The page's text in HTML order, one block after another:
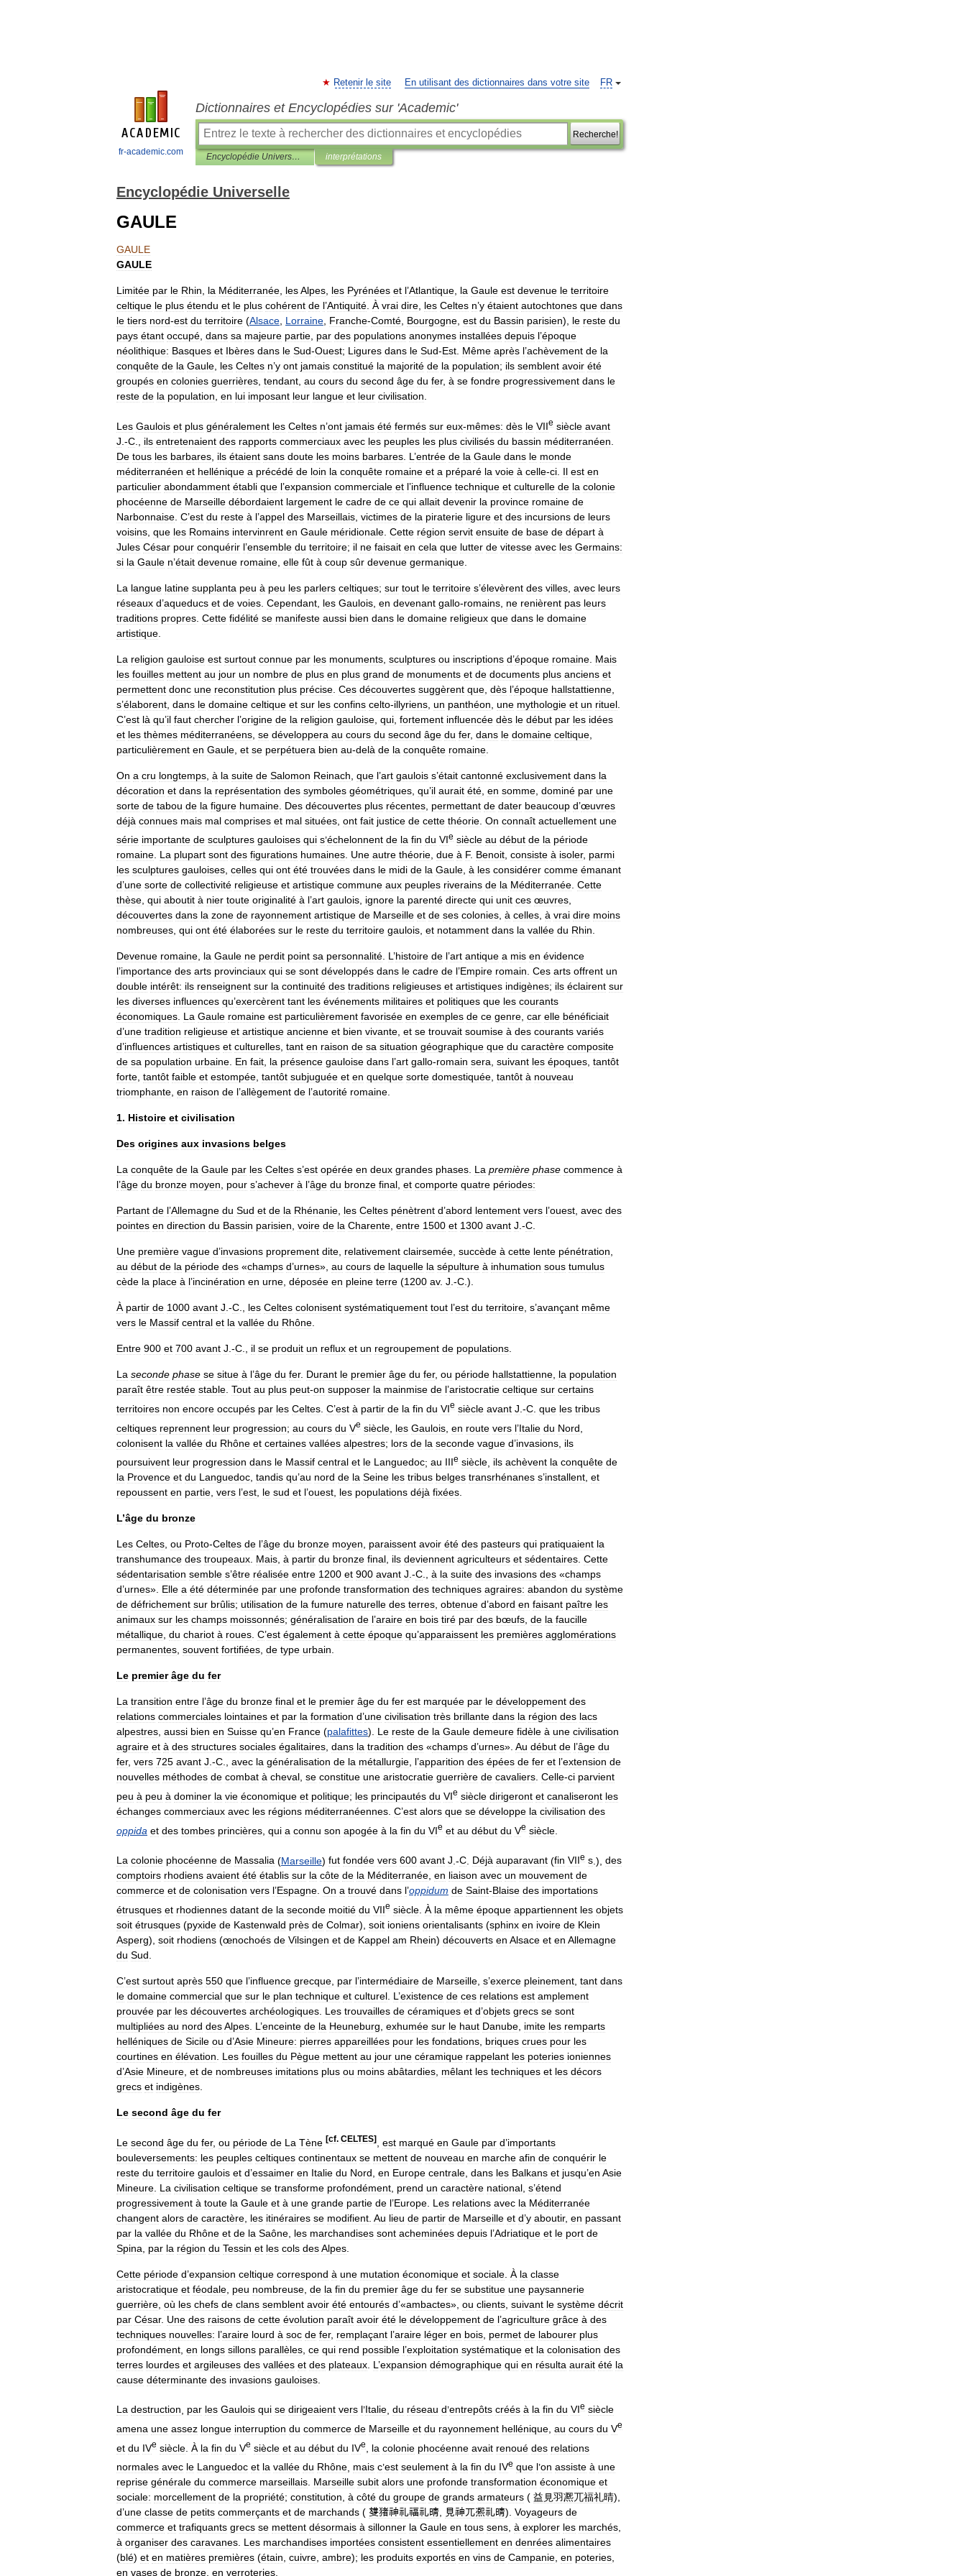
fr-academic.com
FR
Retenir le site En utilisant des dictionnaires dans votre site
Dictionnaires et Encyclopédies sur 'Academic'
Recherche!
Encyclopédie Universelle interprétations
Encyclopédie Universelle
GAULE
GAULE
GAULE
Limitée par le Rhin la Méditerranée lesAlpes les Pyrénées et l’Atlantique la Gaule est devenue le territoire
celtique le plus étendu et le plus cohérent de l’Antiquité À vrai dire les Celtes n’y étaient autochtones que dans
le tiers nord-est du territoire (Alsace Lorraine Franche-Comté Bourgogne est du Bassin parisien), le reste du
pays étant occupé dans sa majeure partie par des populations anonymes installées depuis l’époque
néolithique: Basques et Ibères dans le Sud-Ouest; Ligures dans le Sud-Est Même après l’achèvement de la
conquête de la Gaule les Celtes n’y ont jamais constitué la majorité de la population; ils semblent avoir été
groupés en colonies guerrières tendant au cours du second âge du fer, à se fondre progressivement dans le
reste de la population en lui imposant leur langue et leur civilisation
Les Gaulois et plus généralement les Celtes n’ont jamais été fermés sur eux-mêmes: dès le VIIe siècle avant
J .-C ils entretenaient des rapports commerciaux avec les peuples les plus civilisés du bassin méditerranéen
De tous les barbares ils étaient sans doute les moins barbares L ’entrée de la Gaule dans le monde
méditerranéen et hellénique a précédé de loin la conquête romaine et a préparé la voie à celle-ci Il est en
particulier abondamment établi que l’expansion commerciale et l’influence technique et culturelle de la colonie
phocéenne de Marseille débordaient largement le cadre de ce qui allait devenir la province romaine de
Narbonnaise C’est du reste à l’appel des Marseillais victimes de la piraterie ligure et des incursions de leurs
voisins que les Romains intervinrent en Gaule méridionale Cette région servit ensuite de base de départ à
Jules César pour conquérir l’ensemble du territoire; il ne faisait en cela que lutter de vitesse avec les Germains:
si la Gaule n’était devenue romaine elle fût à coup sûr devenue germanique
La langue latine supplanta peu à peu les parlers celtiques; sur tout le territoire s’élevèrent des villes avec leurs
réseaux d’aqueducs et de voies Cependant les Gaulois en devenant gallo-romains ne renièrent pas leurs
traditions propres Cette fidélité se manifeste aussi bien dans le domaine religieux que dans le domaine
artistique
La religion gauloise est surtout connue par les monuments sculptures ou inscriptions d’époque romaine Mais
les fouilles mettent au jour un nombre de plus en plus grand de monuments et de documents plus anciens et
permettent donc une reconstitution plus précise Ces découvertes suggèrent que dès l’époque hallstattienne
s’élaborent dans le domaine celtique et sur les confins celto-illyriens un panthéon une mythologie et un rituel
C’est là qu’il faut chercher l’origine de la religion gauloise qui fortement influencée dès le début par les idées
et les thèmes méditerranéens se développera au cours du second âge du fer, dans le domaine celtique
particulièrement en Gaule et se perpétuera bien au-delà de la conquête romaine
On a cru longtemps à la suite de Salomon Reinach que l’art gaulois s’était cantonné exclusivement dans la
décoration et dans la représentation des symboles géométriques qu’il aurait été en somme dominé par une
sorte de tabou de la figure humaine Des découvertes plus récentes permettant de dater beaucoup d’œuvres
déjà connues mais mal comprises et mal situées ont fait justice de cette théorie On connaît actuellement une
série importante de sculptures gauloises qui s’échelonnent de la fin du VIe siècle au début de la période
romaine. La plupart sont des figurations humaines. Une autre théorie, due à F. Benoit, consiste à isoler, parmi
les sculptures gauloises, celles qui ont été trouvées dans le midi de la Gaule, à les considérer comme émanant
d’une sorte de collectivité religieuse et artistique commune aux peuples riverains de la Méditerranée. Cette
thèse, qui aboutit à nier toute originalité à l’art gaulois, ignore la parenté directe qui unit ces œuvres,
découvertes dans la zone de rayonnement artistique de Marseille et de ses colonies, à celles, à vrai dire moins
nombreuses, qui ont été élaborées sur le reste du territoire gaulois, et notamment dans la vallée du Rhin.
Devenue romaine, la Gaule ne perdit point sa personnalité. L’histoire de l’art antique a mis en évidence
l’importance des arts provinciaux qui se sont développés dans le cadre de l’Empire romain. Ces arts offrent un
double intérêt: ils renseignent sur la continuité des traditions religieuses et artistiques indigènes; ils éclairent sur
les diverses influences qu’exercèrent tant les événements militaires et politiques que les courants
économiques. La Gaule romaine est particulièrement favorisée en exemples de ce genre, car elle bénéficiait
d’une tradition religieuse et artistique ancienne et bien vivante, et se trouvait soumise à des courants variés
d’influences artistiques et culturelles, tant en raison de sa situation géographique que du caractère composite
de sa population urbaine. En fait, la présence gauloise dans l’art gallo-romain sera, suivant les époques, tantôt
forte, tantôt faible et estompée, tantôt subjuguée et en quelque sorte domestiquée, tantôt à nouveau
triomphante, en raison de l’allègement de l’autorité romaine.
1. Histoire et civilisation
Des origines aux invasions belges
La conquête de la Gaule par les Celtes s’est opérée en deux grandes phases. La première phase commence à
l’âge du bronze moyen, pour s’achever à l’âge du bronze final, et comporte quatre périodes:
Partant de l’Allemagne du Sud et de la Rhénanie, les Celtes pénètrent d’abord lentement vers l’ouest, avec des
pointes en direction du Bassin parisien, voire de la Charente, entre 1500 et 1300 avant J.-C.
Une première vague d’invasions proprement dite, relativement clairsemée, succède à cette lente pénétration,
au début de la période des «champs d’urnes», au cours de laquelle la sépulture à inhumation sous tumulus
cède la place à l’incinération en urne, déposée en pleine terre (1200 av. J.-C.).
À partir de 1000 avant J.-C., les Celtes colonisent systématiquement tout l’est du territoire, s’avançant même
vers le Massif central et la vallée du Rhône.
Entre 900 et 700 avant J.-C., il se produit un reflux et un regroupement de populations.
La seconde phase se situe à l’âge du fer. Durant le premier âge du fer, ou période hallstattienne, la population
paraît être restée stable. Tout au plus peut-on supposer la mainmise de l’aristocratie celtique sur certains
territoires non encore occupés par les Celtes C’est à partir de la fin du VIe siècle avant J .-C que les tribus
celtiques reprennent leur progression; au cours du Ve siècle les Gaulois en route vers l’Italie du Nord
colonisent la vallée du Rhône et certaines vallées alpestres; lors de la seconde vague d’invasions ils
poursuivent leur progression dans le Massif central et le Languedoc; au IIIe siècle ils achèvent la conquête de
la Provence et du Languedoc, tandis qu’au nord de la Seine les tribus belges transrhénanes s’installent, et
repoussent en partie, vers l’est, le sud et l’ouest, les populations déjà fixées.
L’âge du bronze
Les Celtes, ou Proto-Celtes de l’âge du bronze moyen, paraissent avoir été des pasteurs qui pratiquaient la
transhumance des troupeaux. Mais, à partir du bronze final, ils deviennent agriculteurs et sédentaires. Cette
sédentarisation semble s’être réalisée entre 1200 et 900 avant J.-C., à la suite des invasions des «champs
d’urnes». Elle a été déterminée par une profonde transformation des techniques agraires: abandon du système
de défrichement sur brûlis; utilisation de la fumure naturelle des terres, obtenue d’abord en faisant paître les
animaux sur les champs moissonnés; généralisation de l’araire en bois tiré par des bœufs, de la faucille
métallique, du chariot à roues. C’est également à cette époque qu’apparaissent les premières agglomérations
permanentes, souvent fortifiées, de type urbain.
Le premier âge du fer
La transition entre l’âge du bronze final et le premier âge du fer est marquée par le développement des
relations commerciales lointaines et par la formation d’une civilisation très brillante dans la région des lacs
alpestres, aussi bien en Suisse qu’en France (palafittes). Le reste de la Gaule demeure fidèle à une civilisation
agraire et à des structures sociales égalitaires, dans la tradition des «champs d’urnes». Au début de l’âge du
fer, vers 725 avant J.-C., avec la généralisation de la métallurgie, l’apparition des épées de fer et l’extension de
nouvelles méthodes de combat à cheval, se constitue une aristocratie guerrière de cavaliers. Celle-ci parvient
peu à peu à dominer la vie économique et politique; les principautés du VIe siècle dirigeront et canaliseront les
échanges commerciaux avec les régions méditerranéennes C’est alors que se développe la civilisation des
oppida et des tombes princières qui a connu son apogée à la fin du VIe et au début du Ve siècle
La colonie phocéenne de Massalia (Marseille) fut fondée vers 600 avant J .-C Déjà auparavant (fin VIIe s .), des
comptoirs rhodiens avaient été établis sur la côte de la Méditerranée, en liaison avec un mouvement de
commerce et de colonisation vers l’Espagne. On a trouvé dans l’oppidum de Saint-Blaise des importations
étrusques et rhodiennes datant de la seconde moitié du VIIe siècle À la même époque appartiennent les objets
soit étrusques (pyxide de Kastenwald près de Colmar), soit ioniens orientalisants (sphinx en ivoire de Klein
Asperg), soit rhodiens (œnochoés de Vilsingen et de Kappel am Rhein) découverts en Alsace et en Allemagne
du Sud
C’est surtout après 550 que l’influence grecque par l’intermédiaire de Marseille s’exerce pleinement tant dans
le domaine commercial que sur le plan technique et culturel L ’existence de ces relations est amplement
prouvée par les découvertes archéologiques Les trouvailles de céramiques et d’objets grecs se sont
multipliées au nord desAlpes L ’enceinte de la Heuneburg exhumée sur le haut Danube imite les remparts
helléniques de Sicile ou d’Asie Mineure: pierres appareillées pour les fondations briques crues pour les
courtines en élévation Les fouilles du Pègue mettent au jour une céramique rappelant les poteries ioniennes
d’Asie Mineure et de nombreuses imitations plus ou moins abâtardies mêlant les techniques et les décors
grecs et indigènes
Le second âge du fer
Le second âge du fer, ou période de La Tène [cf. CELTES] est marqué en Gaule par d’importants
bouleversements: les peuples celtiques continentaux se mettent de nouveau en marche afin de conquérir le
reste du territoire gaulois et d’essaimer en Italie du Nord en Europe centrale dans les Balkans et jusqu’en Asie
Mineure La civilisation celtique se transforme profondément prend un caractère national s’étend
progressivement à toute la Gaule et à une grande partie de l’Europe Les relations avec la Méditerranée
changent alors de caractère les itinéraires se modifient Au lieu de partir de Marseille et d’y aboutir, en passant
par la vallée du Rhône et de la Saône les marchandises sont acheminées depuis l’Adriatique et le port de
Spina
par la région du Tessin et les cols desAlpes
Cette période d’expansion celtique correspond à une mutation économique et sociale À la classe
aristocratique et féodale peu nombreuse de la fin du premier âge du fer se substitue une paysannerie
guerrière où les chefs de clans semblent avoir été entourés d’«ambactes», ou clients suivant le système décrit
par César. Une des raisons de cette évolution paraît avoir été le développement de l’agriculture grâce à des
techniques nouvelles: l’araire lourd à soc de fer, remplaçant l’araire léger en bois permet de labourer plus
profondément en longs sillons parallèles ce qui rend possible l’exploitation systématique et la colonisation des
terres lourdes et argileuses des vallées et des plateaux L ’expansion démographique qui en résulta aurait été la
cause déterminante des invasions gauloises
La destruction par les Gaulois qui se dirigeaient vers l’Italie du réseau d’entrepôts créés à la fin du VIe siècle
amena une assez longue interruption du commerce de Marseille et du rayonnement hellénique au cours du Ve
et du IVe siècle À la fin du Ve siècle et au début du IVe la colonie phocéenne avait renoué des relations
normales avec le Languedoc et la vallée du Rhône mais c’est seulement à la fin du IVe que l’on assiste à une
reprise générale du commerce marseillais Marseille subit alors une profonde transformation économique et
sociale: morcellement de la propriété; constitution à côté du groupe de grands armateurs ( 益見羽凞兀福礼晴),
d’une classe de petits commerçants et de marchands ( 﨎猪神礼福礼晴 見神兀凞礼晴). Voyageurs de
commerce et trafiquants grecs se mettent désormais à sillonner la Gaule en tous sens à explorer les marchés
à organiser des caravanes Les marchandises importées consistent essentiellement en denrées alimentaires
(blé) et en matières premières (étain cuivre ambre); les produits exportés en vins de Campanie en poteries
en vases de bronze en verroteries